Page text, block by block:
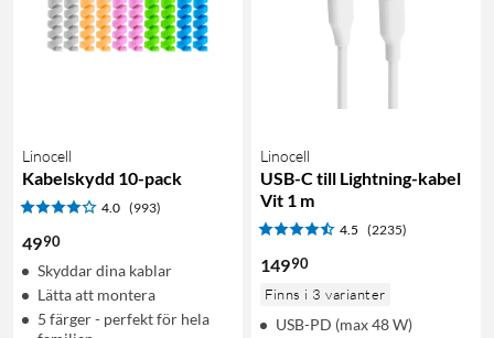
Linocell
Kabelskydd 10-pack
4.0 (993)
4990
Skyddar dina kablar
Lätta att montera
5 färger - perfekt för hela
Linocell
USB-C till Lightning-kabel
Vit 1 m
4.5 (2235)
14990
Finns i 3 varianter
USB-PD (max 48 W)